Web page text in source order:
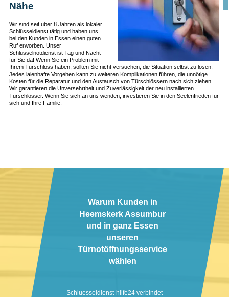
Nähe
Wir sind seit über 8 Jahren als lokaler
Schlüsseldienst tätig und haben uns
bei den Kunden in Essen einen guten
Ruf erworben. Unser
Schlüsselnotdienst ist Tag und Nacht
für Sie da! Wenn Sie ein Problem mit
Ihrem Türschloss haben, sollten Sie nicht versuchen, die Situation selbst zu lösen.
Jedes laienhafte Vorgehen kann zu weiteren Komplikationen führen, die unnötige
Kosten für die Reparatur und den Austausch von Türschlössern nach sich ziehen.
Wir garantieren die Unversehrtheit und Zuverlässigkeit der neu installierten
Türschlösser. Wenn Sie sich an uns wenden, investieren Sie in den Seelenfrieden für
sich und Ihre Familie.
Warum Kunden in
Heemskerk Assumbur
und in ganz Essen
unseren
Türnotöffnungsservice
wählen
Schluesseldienst-hilfe24 verbindet